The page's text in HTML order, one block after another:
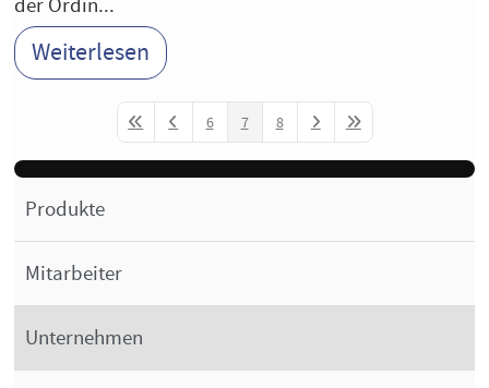
der Ordin...
Weiterlesen
First PagePrevious Page
6 7 8 Next PageLast Page
Produkte
Mitarbeiter
Unternehmen